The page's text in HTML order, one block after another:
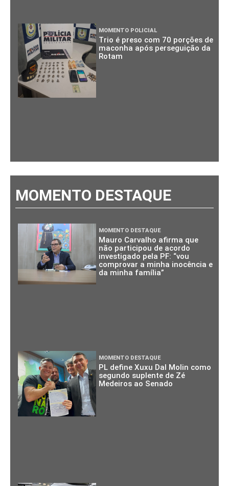
MOMENTO POLICIAL
Trio é preso com 70 porções de
maconha após perseguição da
Rotam
MOMENTO DESTAQUE
MOMENTO DESTAQUE
Mauro Carvalho afirma que
não participou de acordo
investigado pela PF: “vou
comprovar a minha inocência e
da minha família”
MOMENTO DESTAQUE
PL define Xuxu Dal Molin como
segundo suplente de Zé
Medeiros ao Senado